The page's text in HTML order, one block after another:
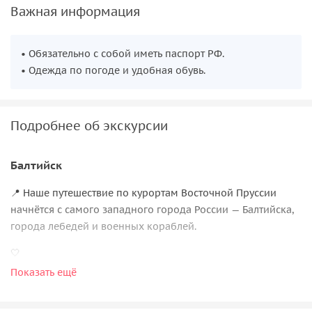
Важная информация
• Обязательно с собой иметь паспорт РФ.
• Одежда по погоде и удобная обувь.
Подробнее об экскурсии
Балтийск
📍 Наше путешествие по курортам Восточной Пруссии
начнётся с самого западного города России — Балтийска,
города лебедей и военных кораблей.
🤍
Мы посмотрим
Показать ещё